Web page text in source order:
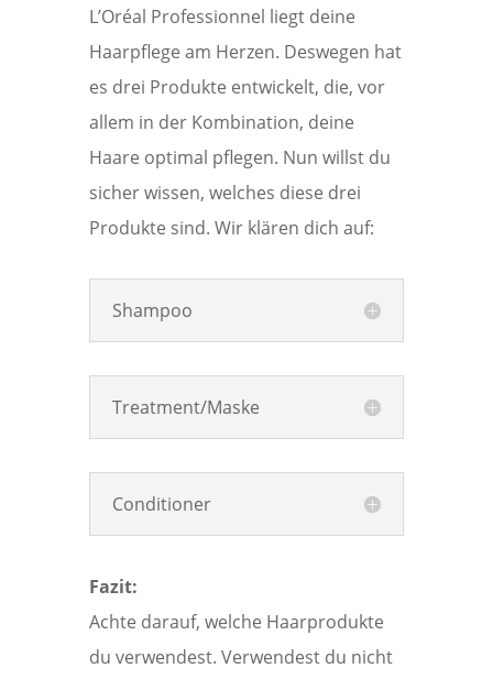
L’Oréal Professionnel liegt deine
Haarpflege am Herzen. Deswegen hat
es drei Produkte entwickelt, die, vor
allem in der Kombination, deine
Haare optimal pflegen. Nun willst du
sicher wissen, welches diese drei
Produkte sind. Wir klären dich auf:
Shampoo
Treatment/Maske
Conditioner
Fazit:
Achte darauf, welche Haarprodukte
du verwendest. Verwendest du nicht